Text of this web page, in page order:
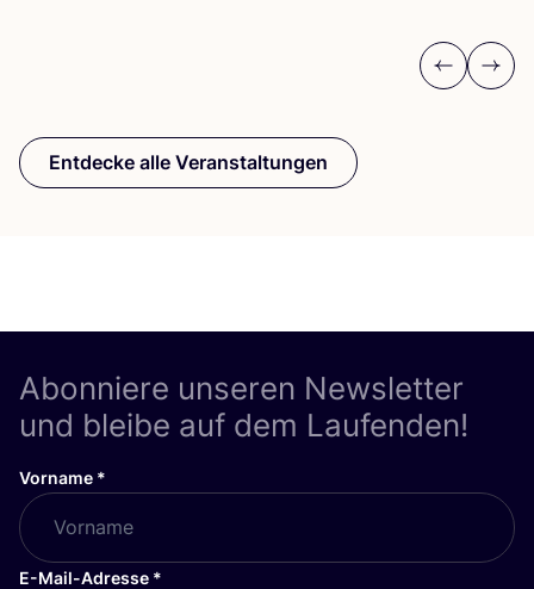
Previous
Next
Entdecke alle Veranstaltungen
Abonniere unseren Newsletter
und bleibe auf dem Laufenden!
Vorname *
E-Mail-Adresse *